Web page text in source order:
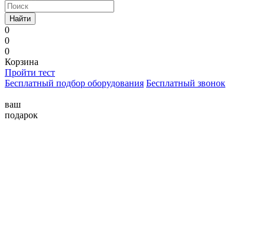
Найти
0
0
0
Корзина
Пройти тест
Бесплатный подбор оборудования Бесплатный звонок
ваш
подарок